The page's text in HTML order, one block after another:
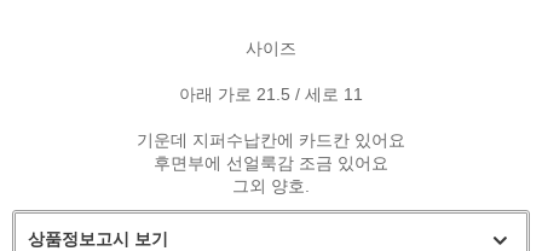
사이즈
아래 가로 21.5 / 세로 11
기운데 지퍼수납칸에 카드칸 있어요
후면부에 선얼룩감 조금 있어요
그외 양호.
상품정보고시 보기